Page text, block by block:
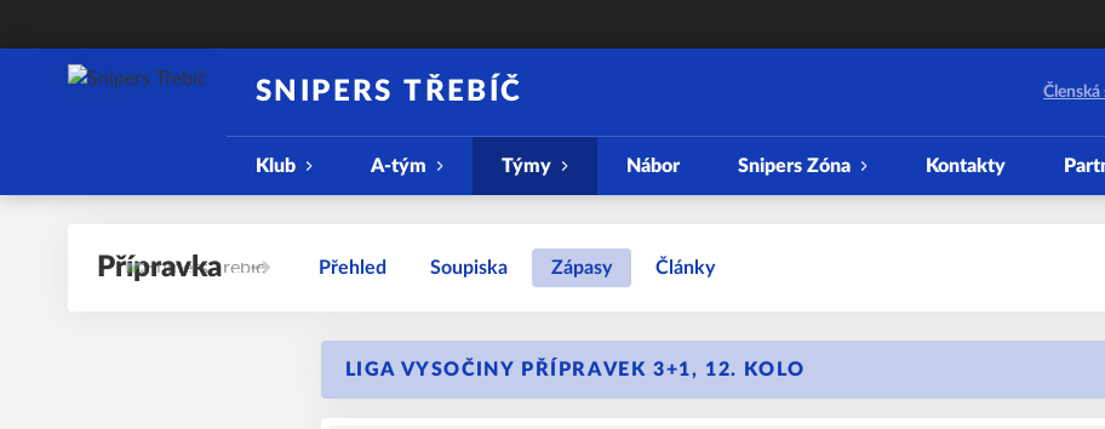
SNIPERS TŘEBÍČ Členská
Klub A-tým Týmy Nábor Snipers Zóna Kontakty
Přípravka Přehled Soupiska Zápasy Články
LIGA VYSOČINY PŘÍPRAVEK 3+1, 12. KOLO